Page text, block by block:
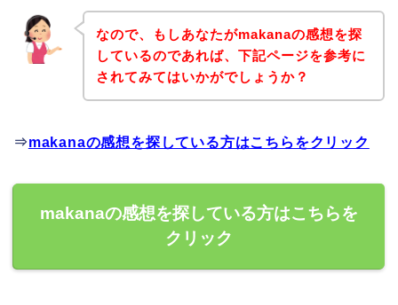
なので、もしあなたがmakanaの感想を探
しているのであれば、下記ページを参考に
されてみてはいかがでしょうか？
⇒makanaの感想を探している方はこちらをクリック
makanaの感想を探している方はこちらを
クリック